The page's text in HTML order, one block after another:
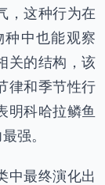
，这种行为在
中也能观察
关的结构，该
律和季节性行
明科哈拉鳞鱼
强。
中最终演化出